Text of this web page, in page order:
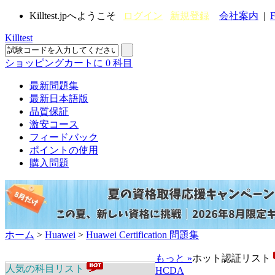
Killtest.jpへようこそ ログイン 新規登録 会社案内 |
Killtest
ショッピングカートに 0 科目
最新問題集
最新日本語版
品質保証
激安コース
フィードバック
ポイントの使用
購入問題
ホーム > Huawei > Huawei Certification 問題集
人気の科目リスト
もっと »ホット認証リスト
HCDA